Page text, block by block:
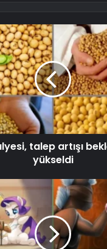
talep artışı
yükseldi